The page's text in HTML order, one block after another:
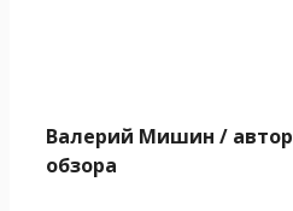
Валерий Мишин / автор
обзора